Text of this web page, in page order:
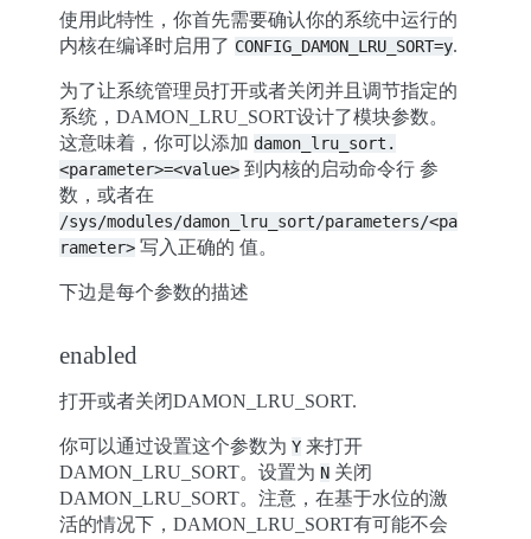
使用此特性，你首先需要确认你的系统中运行的
内核在编译时启用了 CONFIG_DAMON_LRU_SORT=y.
为了让系统管理员打开或者关闭并且调节指定的
系统，DAMON_LRU_SORT设计了模块参数。
这意味着，你可以添加 damon_lru_sort.
<parameter>=<value> 到内核的启动命令行 参
数，或者在
/sys/modules/damon_lru_sort/parameters/<pa
rameter> 写入正确的 值。
下边是每个参数的描述
enabled
打开或者关闭DAMON_LRU_SORT.
你可以通过设置这个参数为 Y 来打开
DAMON_LRU_SORT。设置为 N 关闭
DAMON_LRU_SORT。注意，在基于水位的激
活的情况下，DAMON_LRU_SORT有可能不会